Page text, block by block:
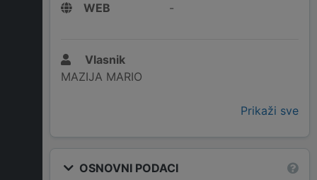
WEB
-
Vlasnik
MAZIJA MARIO
Prikaži sve
OSNOVNI PODACI